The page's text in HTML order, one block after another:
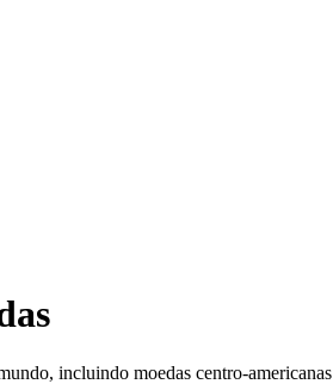
incluindo moedas centro-americanas